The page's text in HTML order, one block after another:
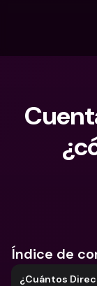
Índice de